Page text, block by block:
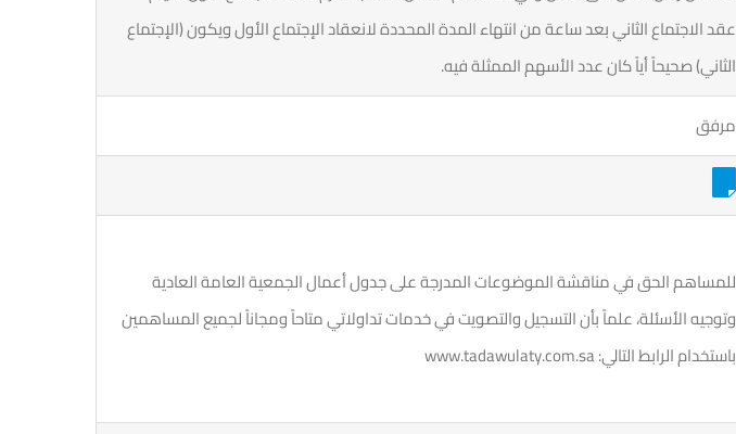
عقد الاجتماع الثاني بعد ساعة من انتهاء المدة المحددة لانعقاد الإجتماع الأول ويكون (الإجتماع
الثاني) صحيحاً أياً كان عدد الأسهم الممثلة فيه.
مرفق
للمساهم الحق في مناقشة الموضوعات المدرجة على جدول أعمال الجمعية العامة العادية
وتوجيه الأسئلة، علماً بأن التسجيل والتصويت في خدمات تداولاتي متاحاً ومجاناً لجميع المساهمين
باستخدام الرابط التالي: www.tadawulaty.com.sa